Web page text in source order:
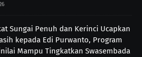
Sungai Penuh dan Kerinci Ucapkan
kepada Edi Purwanto, Program
Mampu Tingkatkan Swasembada